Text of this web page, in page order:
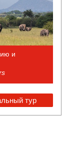
и
тур